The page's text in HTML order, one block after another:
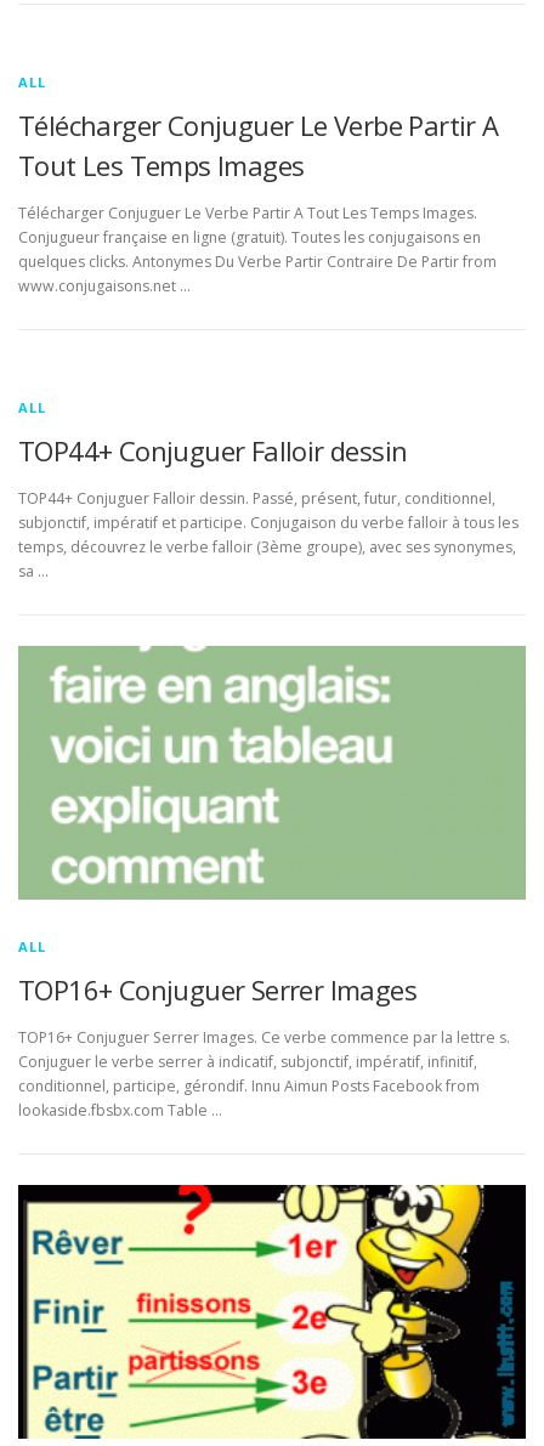
ALL
Télécharger Conjuguer Le Verbe Partir A
Tout Les Temps Images
Télécharger Conjuguer Le Verbe Partir A Tout Les Temps Images.
Conjugueur française en ligne (gratuit). Toutes les conjugaisons en
quelques clicks. Antonymes Du Verbe Partir Contraire De Partir from
www.conjugaisons.net …
ALL
TOP44+ Conjuguer Falloir dessin
TOP44+ Conjuguer Falloir dessin. Passé, présent, futur, conditionnel,
subjonctif, impératif et participe. Conjugaison du verbe falloir à tous les
temps, découvrez le verbe falloir (3ème groupe), avec ses synonymes,
sa …
ALL
TOP16+ Conjuguer Serrer Images
TOP16+ Conjuguer Serrer Images. Ce verbe commence par la lettre s.
Conjuguer le verbe serrer à indicatif, subjonctif, impératif, infinitif,
conditionnel, participe, gérondif. Innu Aimun Posts Facebook from
lookaside.fbsbx.com Table …